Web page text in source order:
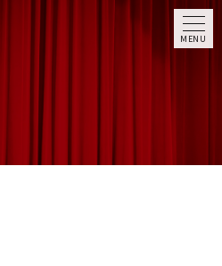
MENU